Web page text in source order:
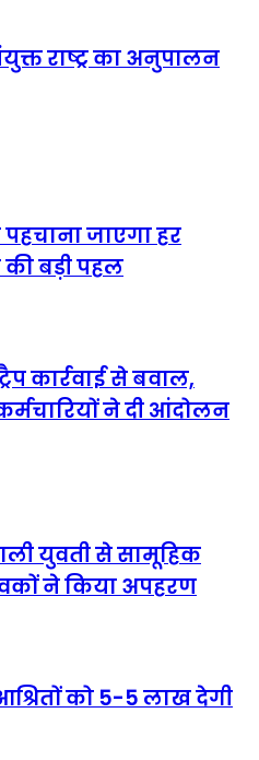
राष्ट्र का अनुपालन
जाएगा हर
की बड़ी पहल
कार्रवाई से बवाल,
ने दी आंदोलन
युवती से सामूहिक
ने किया अपहरण
को 5-5 लाख देगी